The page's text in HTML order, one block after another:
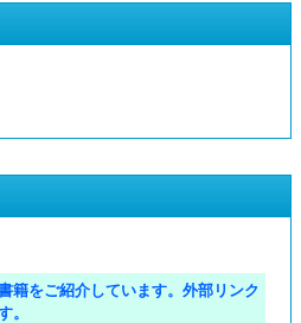
籍をご紹介しています。外部リンク
。